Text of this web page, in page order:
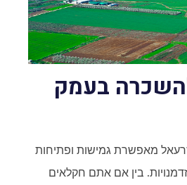
בעמק
מאפשרת גמישות ופתיחות
בין אם אתם חקלאים